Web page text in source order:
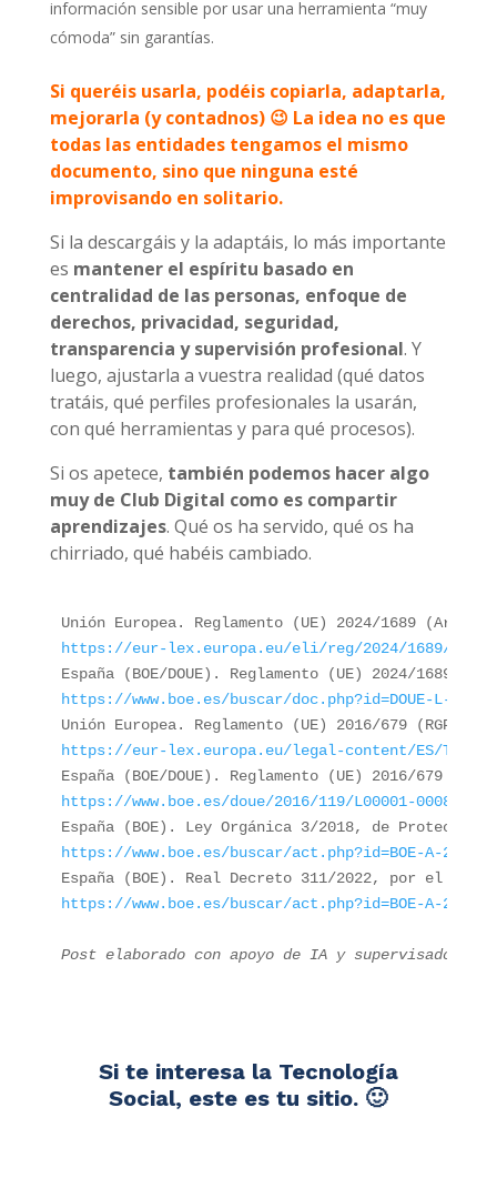
información sensible por usar una herramienta “muy
cómoda” sin garantías.
Si queréis usarla, podéis copiarla, adaptarla,
mejorarla (y contadnos) 😉 La idea no es que
todas las entidades tengamos el mismo
documento, sino que ninguna esté
improvisando en solitario.
Si la descargáis y la adaptáis, lo más importante
es mantener el espíritu basado en
centralidad de las personas, enfoque de
derechos, privacidad, seguridad,
transparencia y supervisión profesional. Y
luego, ajustarla a vuestra realidad (qué datos
tratáis, qué perfiles profesionales la usarán,
con qué herramientas y para qué procesos).
Si os apetece, también podemos hacer algo
muy de Club Digital como es compartir
aprendizajes. Qué os ha servido, qué os ha
chirriado, qué habéis cambiado.
https://eur-lex.europa.eu/eli/reg/2024/1689/oj/
https://www.boe.es/buscar/doc.php?id=DOUE-L-2024-
https://eur-lex.europa.eu/legal-content/ES/TXT/
https://www.boe.es/doue/2016/119/L00001-00088.pdf
https://www.boe.es/buscar/act.php?id=BOE-A-2018-
https://www.boe.es/buscar/act.php?id=BOE-A-2022-
Post elaborado con apoyo de IA y supervisado por
Si te interesa la Tecnología
Social, este es tu sitio. 🙂